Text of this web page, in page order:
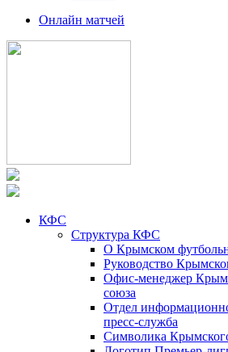
Онлайн матчей
КФС
Структура КФС
О Крымском
Руководство
Офис-менеджер
союза
Отдел
пресс-служба
Символика